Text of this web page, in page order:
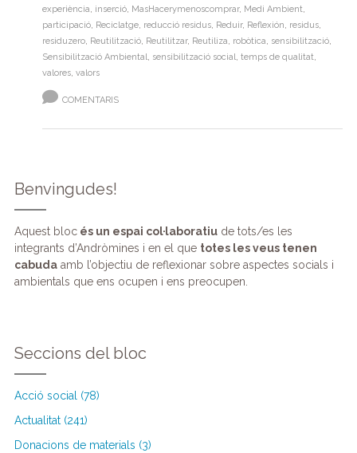
experiència, inserció, MasHacerymenoscomprar, Medi Ambient,
participació, Reciclatge, reducció residus, Reduir, Reflexión, residus,
residuzero, Reutilització, Reutilitzar, Reutiliza, robòtica, sensibilització,
Sensibilització Ambiental, sensibilització social, temps de qualitat,
valores, valors
COMENTARIS
Benvingudes!
Aquest blocés un espai col·laboratiude tots/es les
integrants d’Andròmines i en el que totes les veus tenen
cabudaamb l’objectiu de reflexionar sobre aspectes socials i
ambientals que ens ocupen i ens preocupen.
Seccions del bloc
Acció social (78)
Actualitat (241)
Donacions de materials (3)